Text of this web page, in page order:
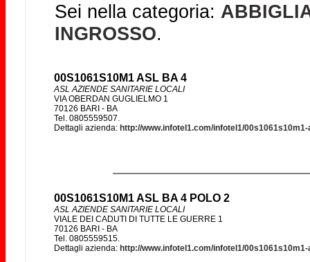
Sei nella categoria:
INGROSSO.
00S1061S10M1 ASL BA 4
ASL AZIENDE SANITARIE LOCALI
VIA OBERDAN GUGLIELMO 1
70126 BARI - BA
Tel. 0805559507.
Dettagli azienda: http://www.infotel1.com/infotel1/
00S1061S10M1 ASL BA 4 POLO 2
ASL AZIENDE SANITARIE LOCALI
VIALE DEI CADUTI DI TUTTE LE GUERRE 1
70126 BARI - BA
Tel. 0805559515.
Dettagli azienda: http://www.infotel1.com/infotel1/